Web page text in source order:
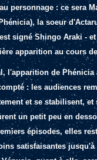
personnage : ce sera
la soeur
signé Shingo Araki -
apparition au cours
l'apparition de Phénicia
: les audiences
et se stabilisent, et
un petit peu en
épisodes, elles
satisfaisantes